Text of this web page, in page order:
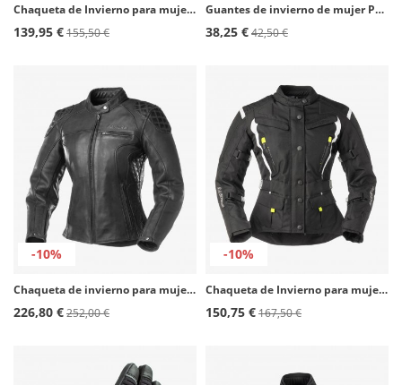
Chaqueta de Invierno para mujer Rainers Selena negro y rosa
139,95 €155,50 €
Guantes de invierno de mujer Polar de Rainers en color negro
38,25 €42,50 €
-10%
Chaqueta de invierno para mujer Ginebra color negro de Rainers
226,80 €252,00 €
-10%
Chaqueta de Invierno para mujer Rainers Deisy negro
150,75 €167,50 €